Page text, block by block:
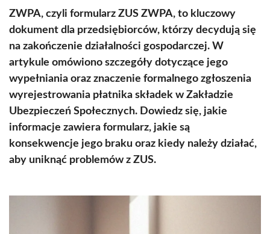
ZWPA, czyli formularz ZUS ZWPA, to kluczowy
dokument dla przedsiębiorców, którzy decydują się
na zakończenie działalności gospodarczej. W
artykule omówiono szczegóły dotyczące jego
wypełniania oraz znaczenie formalnego zgłoszenia
wyrejestrowania płatnika składek w Zakładzie
Ubezpieczeń Społecznych. Dowiedz się, jakie
informacje zawiera formularz, jakie są
konsekwencje jego braku oraz kiedy należy działać,
aby uniknąć problemów z ZUS.